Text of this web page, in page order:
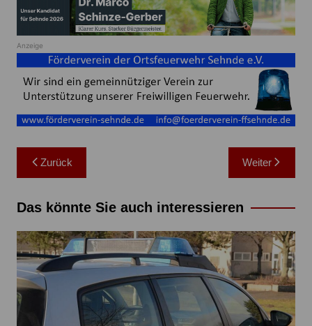
Anzeige
Beitragsnavigation
Zurück Weiter
Das könnte Sie auch interessieren